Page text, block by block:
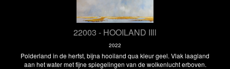
22003 - HOOILAND IIll
2022
Polderland in de herfst, bijna hooiland qua kleur geel. Vlak laagland
aan het water met fijne spiegelingen van de wolkenlucht erboven.